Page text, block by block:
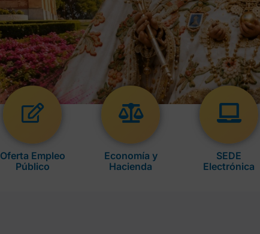
Oferta Empleo
Público
Economía y
Hacienda
SEDE
Electrónica